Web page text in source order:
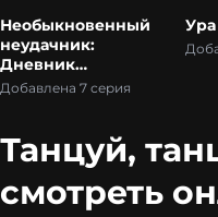
Необыкновенный
неудачник:
Дневник
переродившегося
Добавлена 7 серия
Танцуй,
смотреть